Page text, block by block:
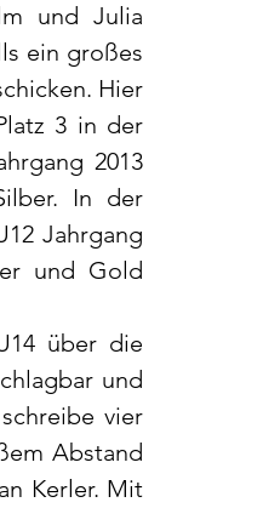
und Julia
ein großes
Hier
3 in der
2013
In der
Jahrgang
und Gold
über die
und
vier
Abstand
Kerler. Mit